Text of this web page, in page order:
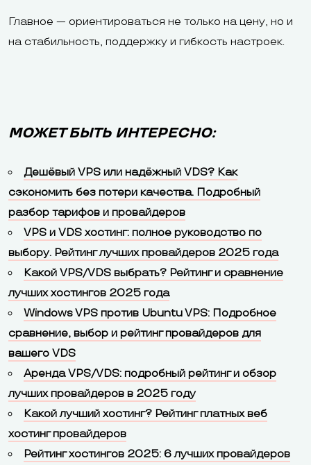
Главное — ориентироваться не только на цену, но и
на стабильность, поддержку и гибкость настроек.
МОЖЕТ БЫТЬ ИНТЕРЕСНО:
Дешёвый VPS или надёжный VDS? Как
сэкономить без потери качества. Подробный
разбор тарифов и провайдеров
VPS и VDS хостинг: полное руководство по
выбору. Рейтинг лучших провайдеров 2025 года
Какой VPS/VDS выбрать? Рейтинг и сравнение
лучших хостингов 2025 года
Windows VPS против Ubuntu VPS: Подробное
сравнение, выбор и рейтинг провайдеров для
вашего VDS
Аренда VPS/VDS: подробный рейтинг и обзор
лучших провайдеров в 2025 году
Какой лучший хостинг? Рейтинг платных веб
хостинг провайдеров
Рейтинг хостингов 2025: 6 лучших провайдеров